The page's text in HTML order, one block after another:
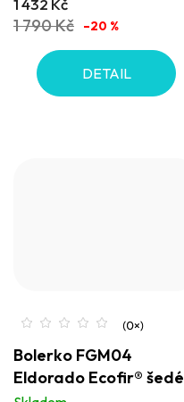
1 432 Kč
1 790 Kč –20 %
DETAIL
Bolerko FGM04
Eldorado Ecofir® šedé